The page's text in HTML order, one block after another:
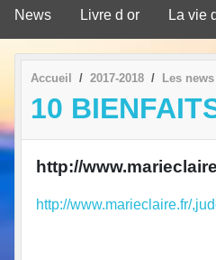
News Livre d or La vie
Accueil 2017-2018 Les news
10
http://
http://www.marieclaire.fr/